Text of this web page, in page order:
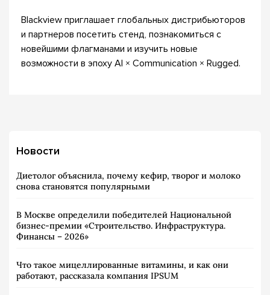
Blackview приглашает глобальных дистрибьюторов
и партнеров посетить стенд, познакомиться с
новейшими флагманами и изучить новые
возможности в эпоху AI × Communication × Rugged.
Новости
Диетолог объяснила, почему кефир, творог и молоко
снова становятся популярными
В Москве определили победителей Национальной
бизнес-премии «Строительство. Инфраструктура.
Финансы – 2026»
Что такое мицеллированные витамины, и как они
работают, рассказала компания IPSUM